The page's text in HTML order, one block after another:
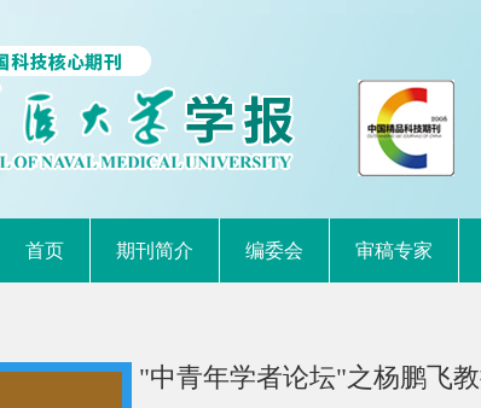
首页 期刊简介 编委会 审稿专家
"中青年学者论坛"之杨鹏飞